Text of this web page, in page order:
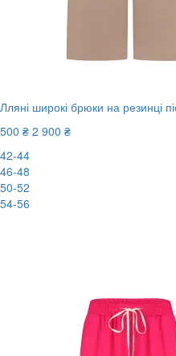
Лляні широкі брюки на резинці
500 ₴ 2 900 ₴
42-44
46-48
50-52
54-56